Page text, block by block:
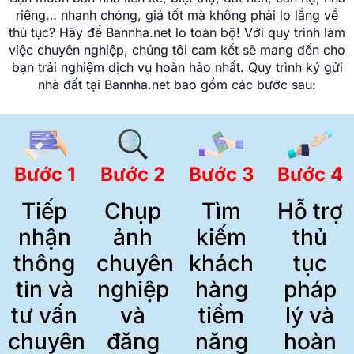
riêng… nhanh chóng, giá tốt mà không phải lo lắng về
thủ tục? Hãy để Bannha.net lo toàn bộ! Với quy trình làm
việc chuyên nghiệp, chúng tôi cam kết sẽ mang đến cho
bạn trải nghiệm dịch vụ hoàn hảo nhất. Quy trình ký gửi
nhà đất tại Bannha.net bao gồm các bước sau:
Bước 1
Tiếp
nhận
thông
tin và
tư vấn
chuyên
Bước 2
Chụp
ảnh
chuyên
nghiệp
và
đăng
Bước 3
Tìm
kiếm
khách
hàng
tiềm
năng
Bước 4
Hỗ trợ
thủ
tục
pháp
lý và
hoàn